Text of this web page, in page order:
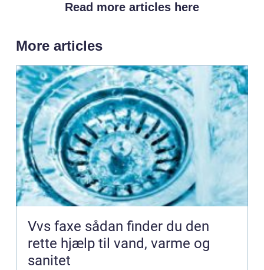
Read more articles here
More articles
Vvs faxe sådan finder du den
rette hjælp til vand, varme og
sanitet